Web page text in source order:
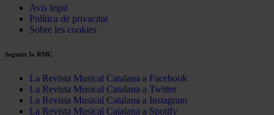
Avís legal
Política de privacitat
Sobre les cookies
Segueix la RMC
La Revista Musical Catalana a Facebook
La Revista Musical Catalana a Twitter
La Revista Musical Catalana a Instagram
La Revista Musical Catalana a Spotify